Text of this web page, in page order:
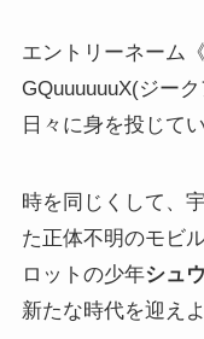
エントリーネーム
GQuuuuuuX(ジー
日々に身を投じて
時を同じくして、
た正体不明のモビ
ロットの少年シュ
新たな時代を迎え